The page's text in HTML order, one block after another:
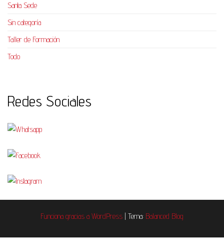
Santa Sede
Sin categoría
Taller de Formación
Todo
Redes Sociales
Funciona gracias a WordPress Tema: Balanced Blog